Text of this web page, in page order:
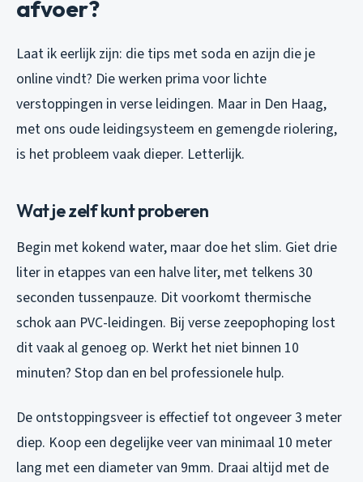
afvoer?
Laat ik eerlijk zijn: die tips met soda en azijn die je
online vindt? Die werken prima voor lichte
verstoppingen in verse leidingen. Maar in Den Haag,
met ons oude leidingsysteem en gemengde riolering,
is het probleem vaak dieper. Letterlijk.
Wat je zelf kunt proberen
Begin met kokend water, maar doe het slim. Giet drie
liter in etappes van een halve liter, met telkens 30
seconden tussenpauze. Dit voorkomt thermische
schok aan PVC-leidingen. Bij verse zeepophoping lost
dit vaak al genoeg op. Werkt het niet binnen 10
minuten? Stop dan en bel professionele hulp.
De ontstoppingsveer is effectief tot ongeveer 3 meter
diep. Koop een degelijke veer van minimaal 10 meter
lang met een diameter van 9mm. Draai altijd met de